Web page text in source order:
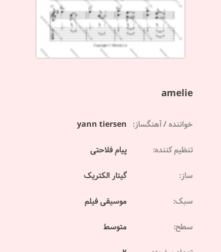
amelie
خواننده / آهنگساز: yann tiersen
تنظیم کننده: پیام فلاحتی
ساز: گیتار الکتریک
سبک: موسیقی فیلم
سطح: متوسط